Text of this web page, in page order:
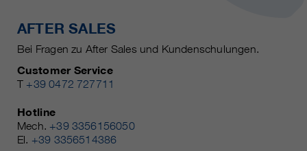
AFTER SALES
Bei Fragen zu After Sales und Kundenschulungen.
Customer Service
T +39 0472 727711
Hotline
Mech. +39 3356156050
El. +39 3356514386